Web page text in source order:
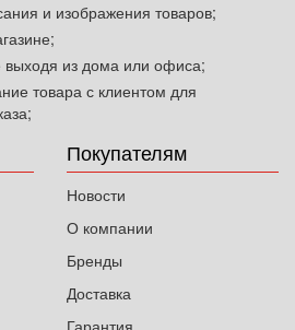
и изображения товаров;
выходя из дома или офиса;
товара с клиентом для
Покупателям
Новости
О компании
Бренды
Доставка